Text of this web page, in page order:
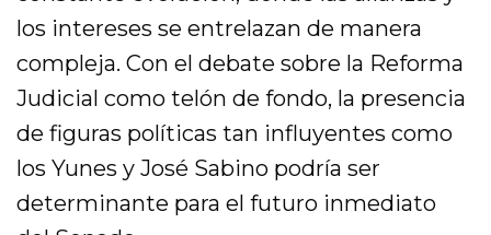
los intereses se entrelazan de manera
compleja. Con el debate sobre la Reforma
Judicial como telón de fondo, la presencia
de figuras políticas tan influyentes como
los Yunes y José Sabino podría ser
determinante para el futuro inmediato